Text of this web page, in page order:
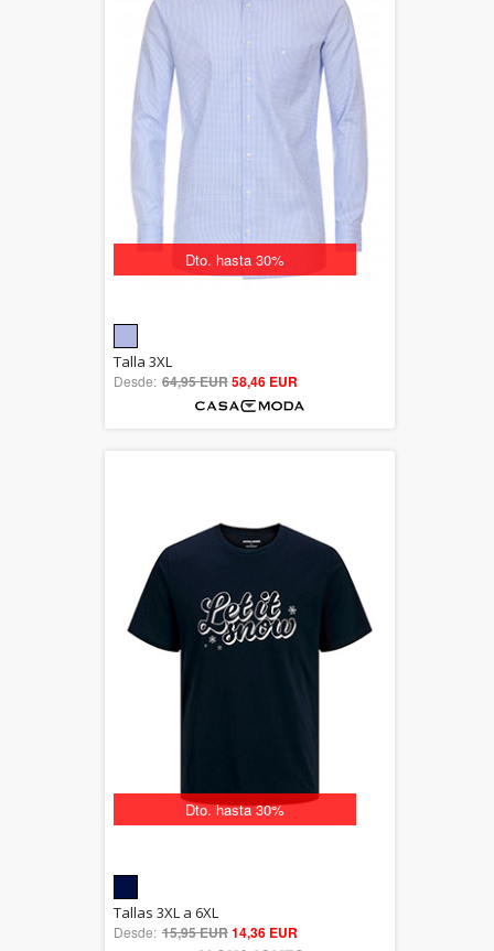
Dto. hasta 30%
out of 5
Talla 3XL
Desde: 64,95 EUR58,46 EUR
Dto. hasta 30%
5.00
out of 5
Tallas 3XL a 6XL
Desde: 15,95 EUR14,36 EUR